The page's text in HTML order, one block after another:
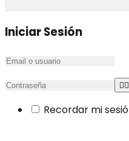
Iniciar Sesión
Recordar mi